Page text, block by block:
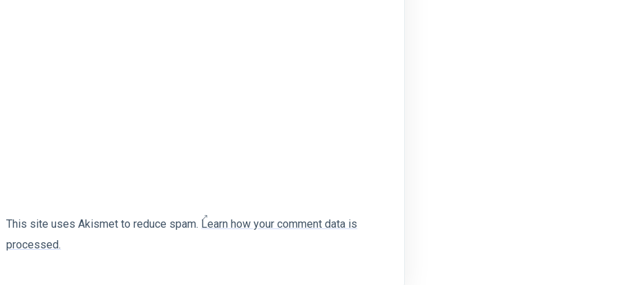
This site uses Akismet to reduce spam. Learn how your comment data is
processed.